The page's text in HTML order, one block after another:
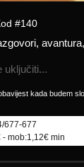
#140
uključiti...
kada budem
677-677
- mob:1,12€ min